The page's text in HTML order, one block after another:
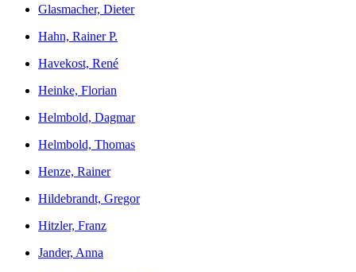
Glasmacher, Dieter
Hahn, Rainer P.
Havekost, René
Heinke, Florian
Helmbold, Dagmar
Helmbold, Thomas
Henze, Rainer
Hildebrandt, Gregor
Hitzler, Franz
Jander, Anna